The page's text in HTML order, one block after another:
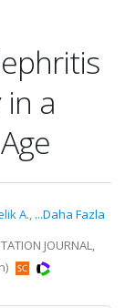
a
A., ...Daha Fazla
JOURNAL,